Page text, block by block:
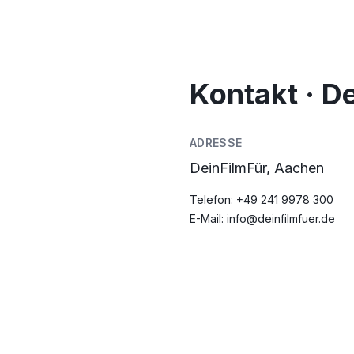
Kontakt ·
ADRESSE
DeinFilmFür, Aachen
Telefon: +49 241 9978 300
E-Mail: info@deinfilmfuer.de